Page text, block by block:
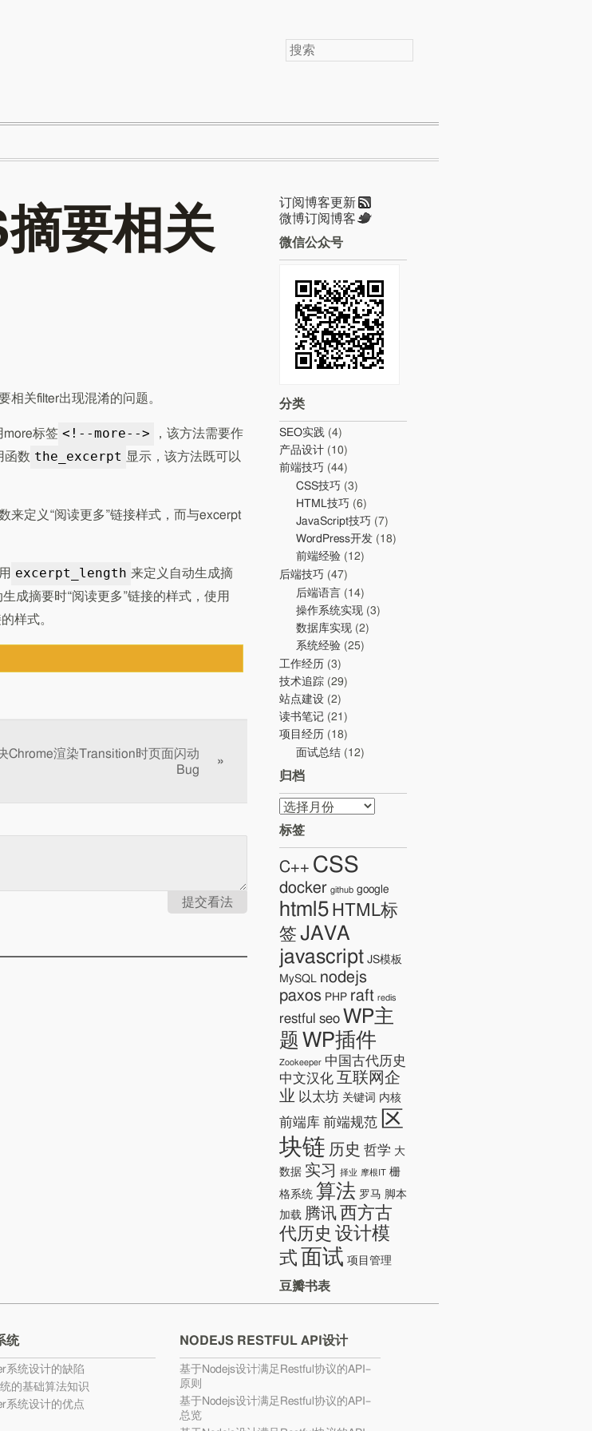
要相关
相关filter出现混淆的问题。
more标签 <!--more-->
，该方法需要作
函数 the_excerpt 显示，该方法既可以
来定义“阅读更多”链接样式，而与excerpt
excerpt_length 来定义自动生成摘
成摘要时“阅读更多”链接的样式，使用
样式。
Chrome渲染Transition时页面闪动
Bug
»
提交看法
订阅博客更新
微博订阅博客
微信公众号
分类
SEO实践 (4)
产品设计 (10)
前端技巧 (44)
CSS技巧 (3)
HTML技巧 (6)
JavaScript技巧 (7)
WordPress开发 (18)
前端经验 (12)
后端技巧 (47)
后端语言 (14)
操作系统实现 (3)
数据库实现 (2)
系统经验 (25)
工作经历 (3)
技术追踪 (29)
站点建设 (2)
读书笔记 (21)
项目经历 (18)
面试总结 (12)
归档
归
档
标签
C++ CSS
docker github google
html5 HTML标
签 JAVA
javascript JS模板
MySQL nodejs
paxos PHP raft redis
restful seo WP主
题 WP插件
Zookeeper 中国古代历史
中文汉化 互联网企
业 以太坊 关键词 内核
前端库 前端规范 区
块链 历史 哲学 大
数据 实习 择业 摩根IT 栅
格系统 算法 罗马 脚本
加载 腾讯 西方古
代历史 设计模
式 面试 项目管理
豆瓣书表
统
系统设计的缺陷
的基础算法知识
系统设计的优点
NODEJS RESTFUL API设计
基于Nodejs设计满足Restful协议的API–
原则
基于Nodejs设计满足Restful协议的API–
总览